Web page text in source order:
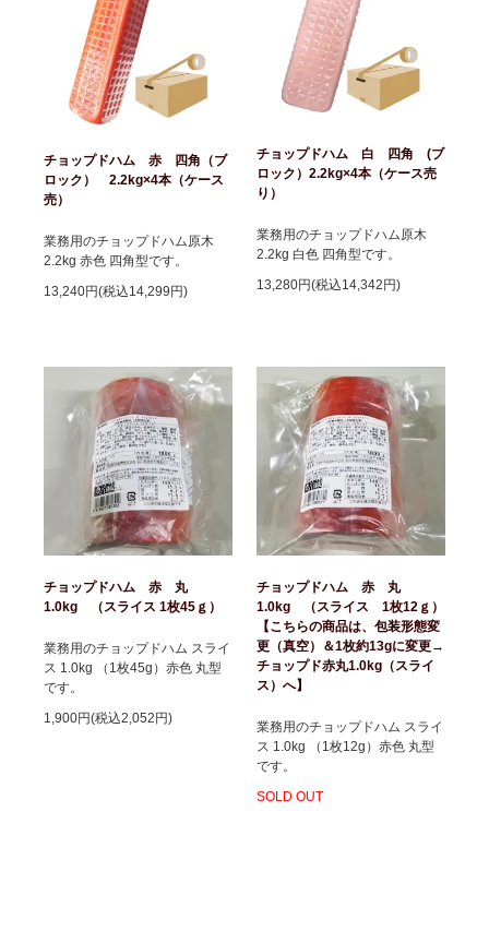
チョップドハム 赤 四角（ブ
ロック） 2.2kg×4本（ケース
売）
業務用のチョップドハム原木
2.2kg 赤色 四角型です。
13,240円(税込14,299円)
チョップドハム 白 四角 (ブ
ロック）2.2kg×4本（ケース売
り）
業務用のチョップドハム原木
2.2kg 白色 四角型です。
13,280円(税込14,342円)
チョップドハム 赤 丸
1.0kg （スライス 1枚45ｇ）
業務用のチョップドハム スライ
ス 1.0kg （1枚45g）赤色 丸型
です。
1,900円(税込2,052円)
チョップドハム 赤 丸
1.0kg （スライス 1枚12ｇ）
【こちらの商品は、包装形態変
更（真空）＆1枚約13gに変更→
チョップド赤丸1.0kg（スライ
ス）へ】
業務用のチョップドハム スライ
ス 1.0kg （1枚12g）赤色 丸型
です。
SOLD OUT